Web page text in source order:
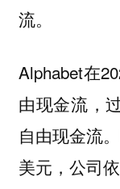
流。
Alphabet在
由现金流，
自由现金流
美元，公司